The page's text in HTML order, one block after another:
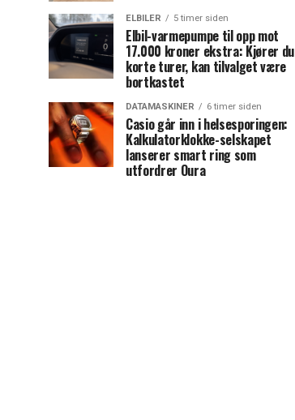
ELBILER 5 timer siden
Elbil-varmepumpe til opp mot
17.000 kroner ekstra: Kjører du
korte turer, kan tilvalget være
bortkastet
DATAMASKINER 6 timer siden
Casio går inn i helsesporingen:
Kalkulatorklokke-selskapet
lanserer smart ring som
utfordrer Oura